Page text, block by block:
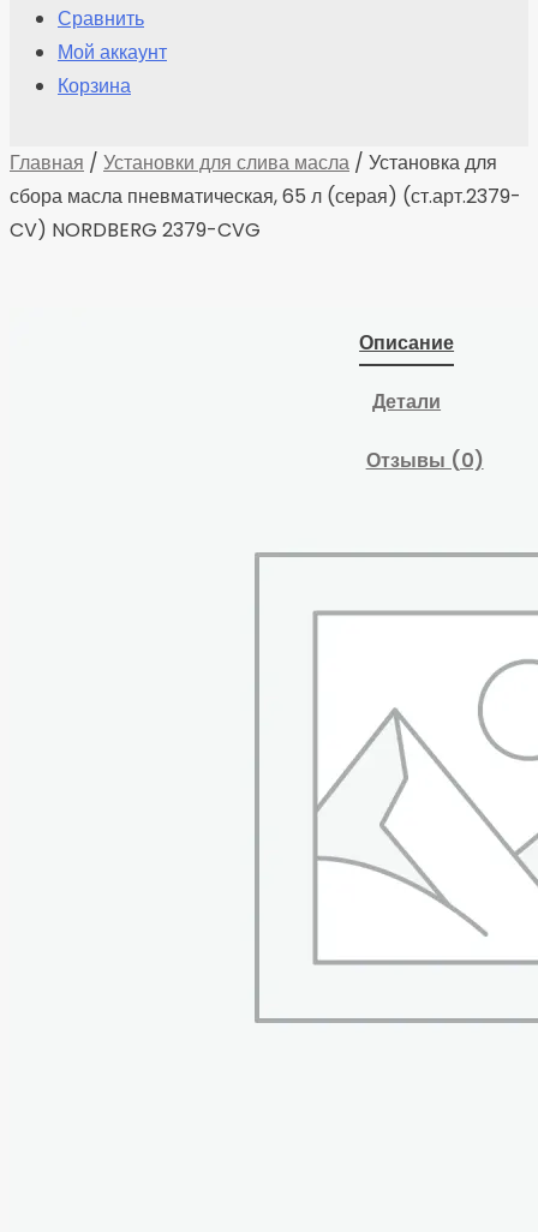
Сравнить
Мой аккаунт
Корзина
Главная / Установки для слива масла / Установка для
сбора масла пневматическая, 65 л (серая) (ст.арт.2379-
CV) NORDBERG 2379-CVG
Описание
Детали
Отзывы (0)
масла (ст.арт.2379-
2379-CVG
отработанного масла
и других жидкостей из
любого транспортного
средства свободным
сливом.
Используется как
сливное устройство со